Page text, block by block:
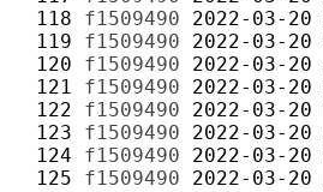
118 f1509490 2022-03-20
119 f1509490 2022-03-20
120 f1509490 2022-03-20
121 f1509490 2022-03-20
122 f1509490 2022-03-20
123 f1509490 2022-03-20
124 f1509490 2022-03-20
125 f1509490 2022-03-20